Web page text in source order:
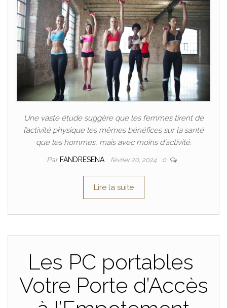
Une vaste étude suggère que les femmes tirent de
l’activité physique les mêmes bénéfices sur la santé
que les hommes, mais avec moins d’activité.
Par FANDRESENA février 20, 2024 0
Lire la suite
Les PC portables
Votre Porte d’Accès